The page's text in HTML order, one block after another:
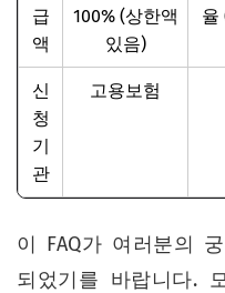
급
액
100% (상한액
있음)
율
신
청
기
관
고용보험
이 FAQ가 여러분의
되었기를 바랍니다.